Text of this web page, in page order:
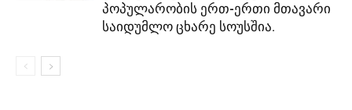
პოპულარობის ერთ-ერთი მთავარი
საიდუმლო ცხარე სოუსშია.